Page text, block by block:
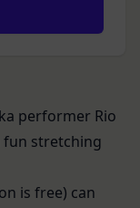
performer Rio
fun stretching
is free) can
よびIPアド
、当社は、お
種類、電話番
ールアドレ
したその他の
、当社がこ
をいいます。
、個人をい